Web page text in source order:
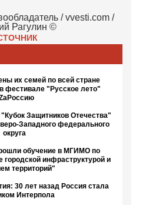
/ vvesti.com /
Рагулин ©
их семей по всей стране
фестивале "Русское лето"
Защитников Отечества"
Западного федерального
округа
обучение в МГИМО по
инфраструктурой и
территорий"
30 лет назад Россия стала
Интерпола